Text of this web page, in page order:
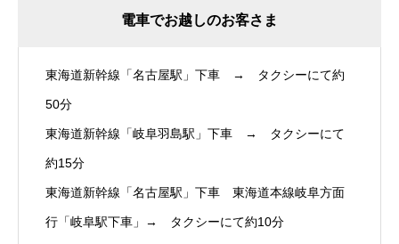
電車でお越しのお客さま
東海道新幹線「名古屋駅」下車 → タクシーにて約
50分
東海道新幹線「岐阜羽島駅」下車 → タクシーにて
約15分
東海道新幹線「名古屋駅」下車 東海道本線岐阜方面
行「岐阜駅下車」→ タクシーにて約10分